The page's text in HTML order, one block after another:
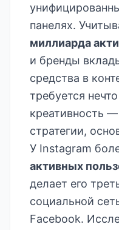
панелях.
миллиарда
и бренды
средства в
требуется
креативность
стратегии,
У Instagram
активных
делает его
социальной
Facebook.